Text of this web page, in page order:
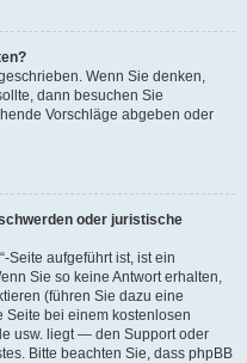
Wenn Sie denken,
dann besuchen Sie
Vorschläge abgeben oder
oder juristische
Seite aufgeführt ist, ist ein
Sie so keine Antwort erhalten,
(führen Sie dazu eine
bei einem kostenlosen
usw. liegt — den Support oder
Bitte beachten Sie, dass phpBB